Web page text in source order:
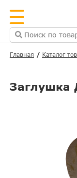
Главная Каталог
Заглушка